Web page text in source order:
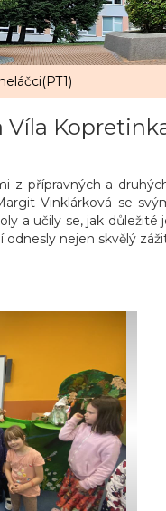
Víla
z přípravných a
Vinklárková se
a učily se, jak
nejen skvělý